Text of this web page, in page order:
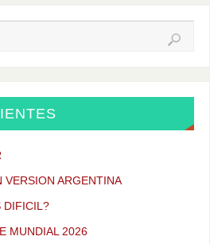
VERSION ARGENTINA
DIFICIL?
MUNDIAL 2026